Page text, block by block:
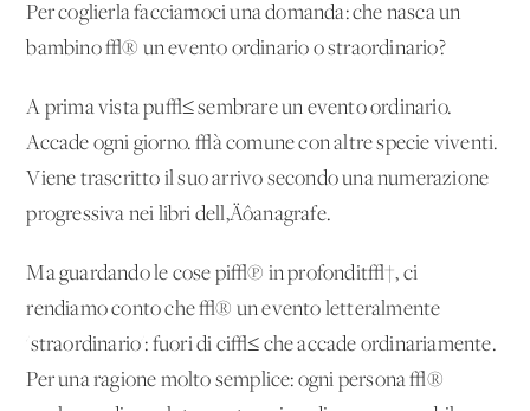
Per coglierla facciamoci una domanda: che nasca un
bambino √® un evento ordinario o straordinario?
A prima vista pu√≤ sembrare un evento ordinario.
Accade ogni giorno. √à comune con altre specie viventi.
Viene trascritto il suo arrivo secondo una numerazione
progressiva nei libri dell‚Äôanagrafe.
Ma guardando le cose pi√π in profondit√†, ci
rendiamo conto che √® un evento letteralmente
'straordinario': fuori di ci√≤ che accade ordinariamente.
Per una ragione molto semplice: ogni persona √®